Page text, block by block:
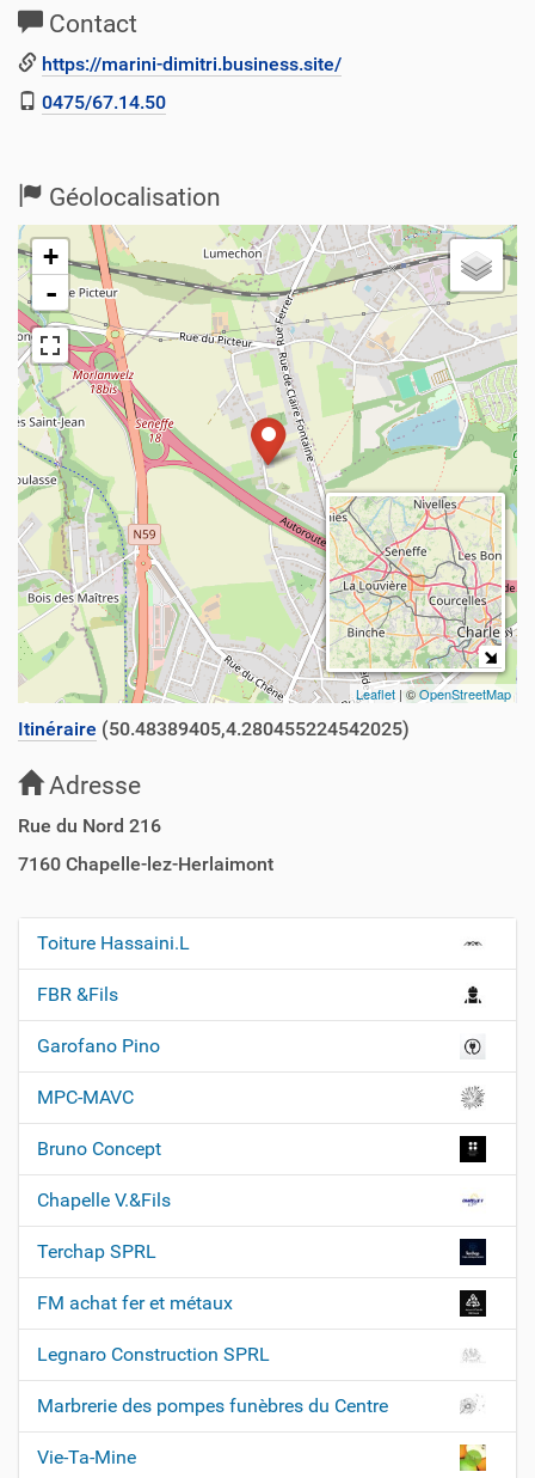
Contact
https://marini-dimitri.business.site/
0475/67.14.50
Géolocalisation
+
-
Leaflet | ©OpenStreetMap
Itinéraire (50.48389405,4.280455224542025)
Adresse
Rue du Nord 216
7160 Chapelle-lez-Herlaimont
N
a
v
i
g
a
t
i
n
Toiture Hassaini.L
FBR &Fils
Garofano Pino
MPC-MAVC
Bruno Concept
Chapelle V.&Fils
Terchap SPRL
FM achat fer et métaux
Legnaro Construction SPRL
Marbrerie des pompes funèbres du Centre
Vie-Ta-Mine